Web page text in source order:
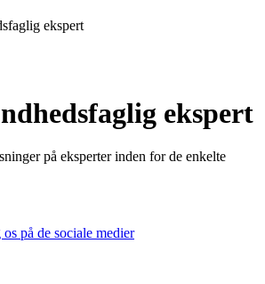
ekspert
ekspert
på eksperter inden for de enkelte
på de sociale medier